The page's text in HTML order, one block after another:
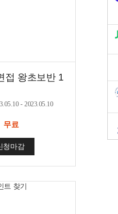
접 왕초보반 1
- 2023.05.10
무료
청마감